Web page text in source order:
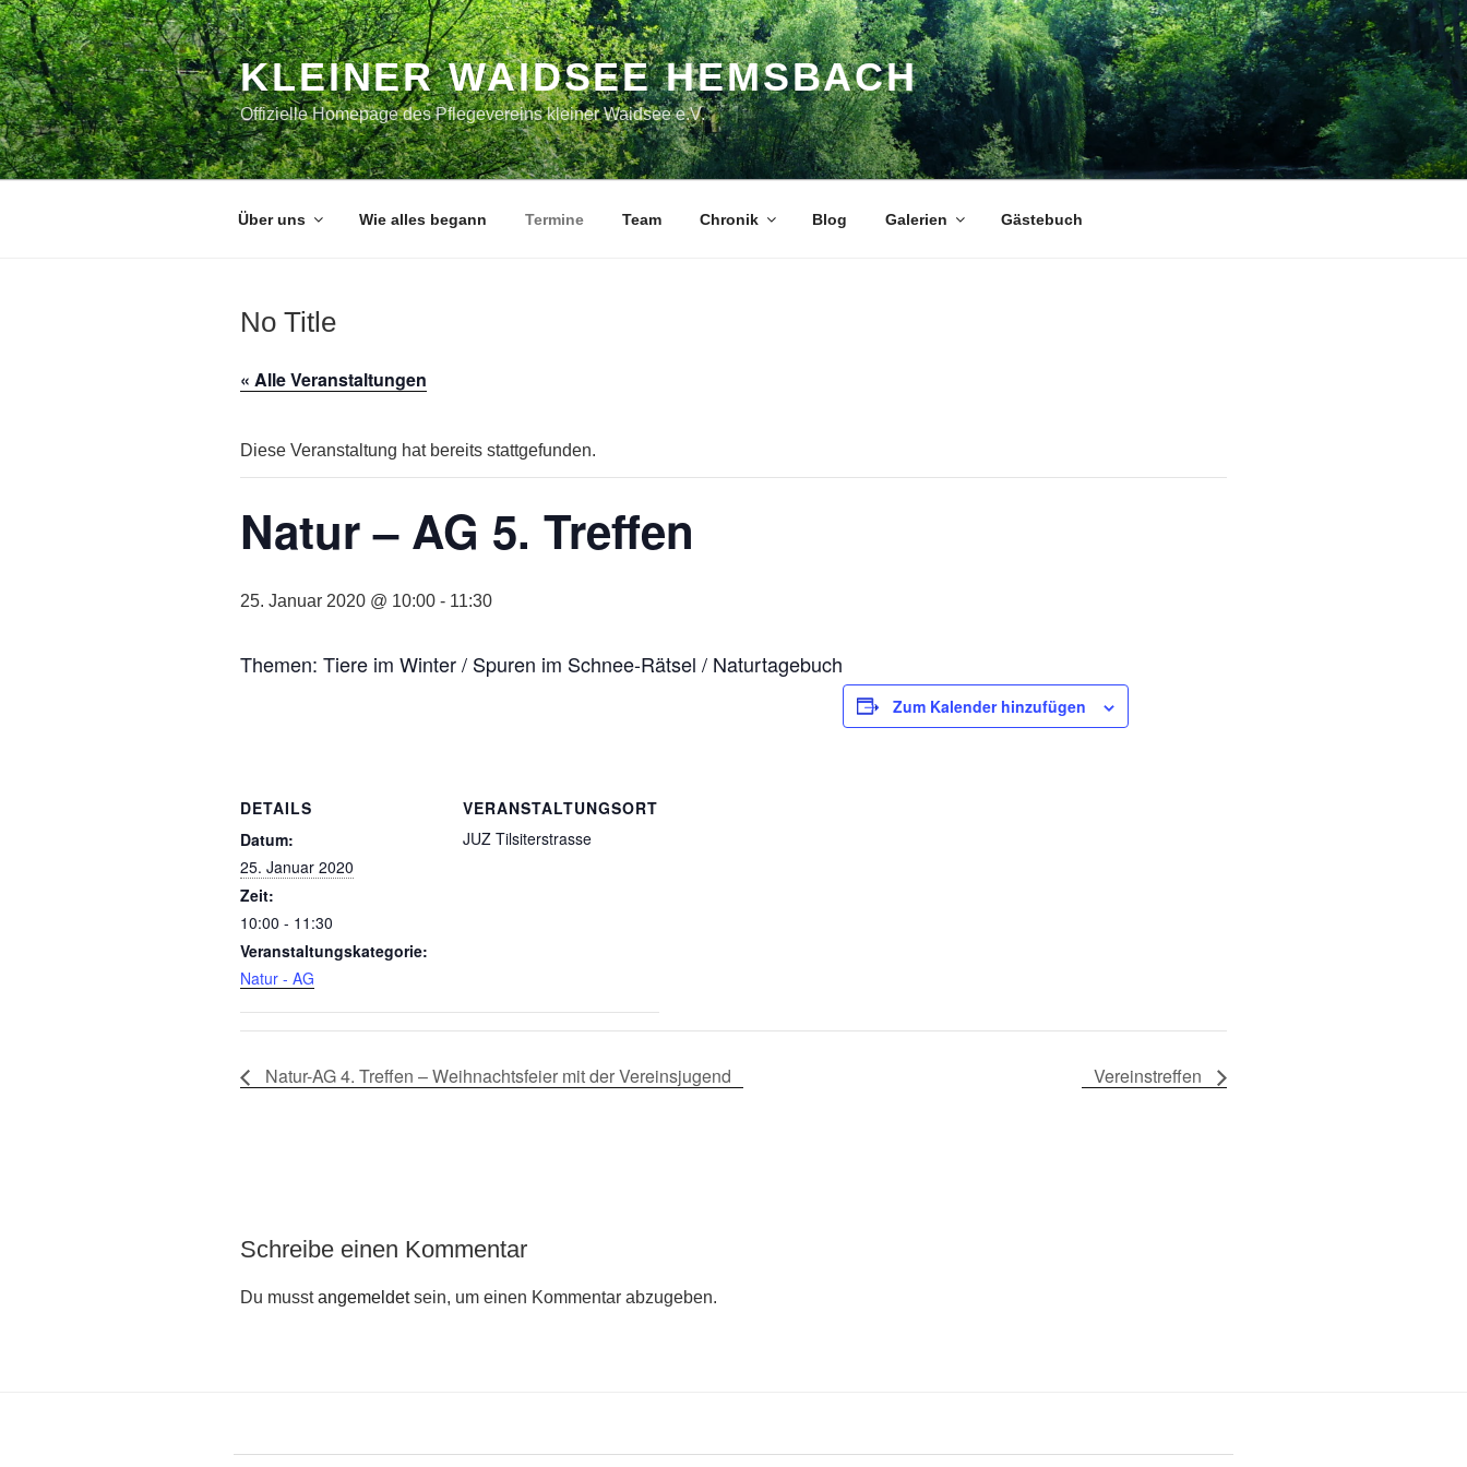
Zum
Inhalt
springen
KLEINER WAIDSEE HEMSBACH
Offizielle Homepage des Pflegevereins kleiner Waidsee e.V.
Über uns Wie alles begann Termine Team Chronik Blog Galerien Gästebuch
No Title
« Alle Veranstaltungen
Diese Veranstaltung hat bereits stattgefunden.
Natur – AG 5. Treffen
25. Januar 2020 @ 10:00 - 11:30
Themen: Tiere im Winter / Spuren im Schnee-Rätsel / Naturtagebuch
Zum Kalender hinzufügen
DETAILS
Datum:
25. Januar 2020
Zeit:
10:00 - 11:30
Veranstaltungskategorie:
Natur - AG
VERANSTALTUNGSORT
JUZ Tilsiterstrasse
Natur-AG 4. Treffen – Weihnachtsfeier mit der Vereinsjugend Vereinstreffen
Schreibe einen Kommentar
Du musstangemeldetsein, um einen Kommentar abzugeben.